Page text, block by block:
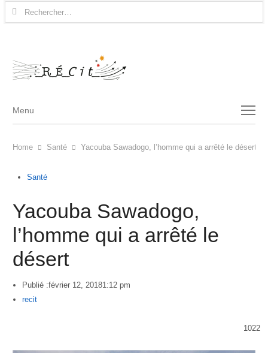
Rechercher :
Menu
Menu
Home Santé Yacouba Sawadogo, l’homme qui a arrêté le désert
Santé
Yacouba Sawadogo,
l’homme qui a arrêté le
désert
Publié :février 12, 20181:12 pm
Author
recit
1022